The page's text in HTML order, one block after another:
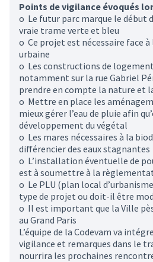
Points de vigilance évoqués
o Le futur parc marque le début
vraie trame verte et bleu
o Ce projet est nécessaire face
urbaine
o Les constructions de
notamment sur la rue Gabriel
prendre en compte la nature et
o Mettre en place les
mieux gérer l’eau de pluie afin
développement du végétal
o Les mares nécessaires à la
différencier des eaux stagnantes
o L’installation éventuelle de
est à soumettre à la
o Le PLU (plan local
type de projet ou doit-il être
o Il est important que la Ville
au Grand Paris
L’équipe de la Codevam va
vigilance et remarques dans le
nourrira les prochaines